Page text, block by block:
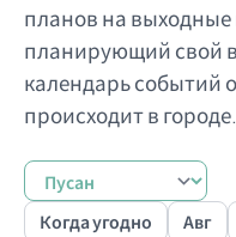
планов на
планирующий свой
календарь событий
происходит в городе.
Когда угодно Авг